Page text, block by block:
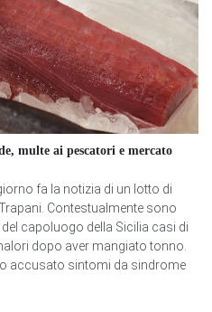
multe ai pescatori e mercato
fa la notizia di un lotto di
Contestualmente sono
capoluogo della Sicilia casi di
dopo aver mangiato tonno.
accusato sintomi da sindrome